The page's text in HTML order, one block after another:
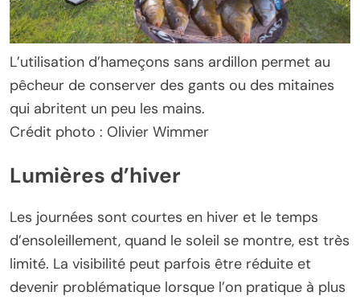
L’utilisation d’hameçons sans ardillon permet au
pêcheur de conserver des gants ou des mitaines
qui abritent un peu les mains.
Crédit photo : Olivier Wimmer
Lumières d’hiver
Les journées sont courtes en hiver et le temps
d’ensoleillement, quand le soleil se montre, est très
limité. La visibilité peut parfois être réduite et
devenir problématique lorsque l’on pratique à plus